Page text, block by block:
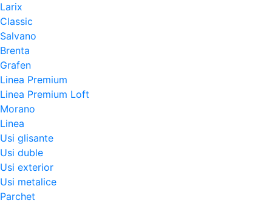
Larix
Classic
Salvano
Brenta
Grafen
Linea Premium
Linea Premium Loft
Morano
Linea
Usi glisante
Usi duble
Usi exterior
Usi metalice
Parchet